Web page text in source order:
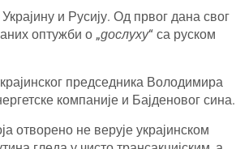
и Русију. Од првог дана свог
оптужби о „дослуху“ са руском
председника Володимира
компаније и Бајденовог сина.
отворено не верује украјинском